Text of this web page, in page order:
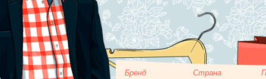
Бренд Страна